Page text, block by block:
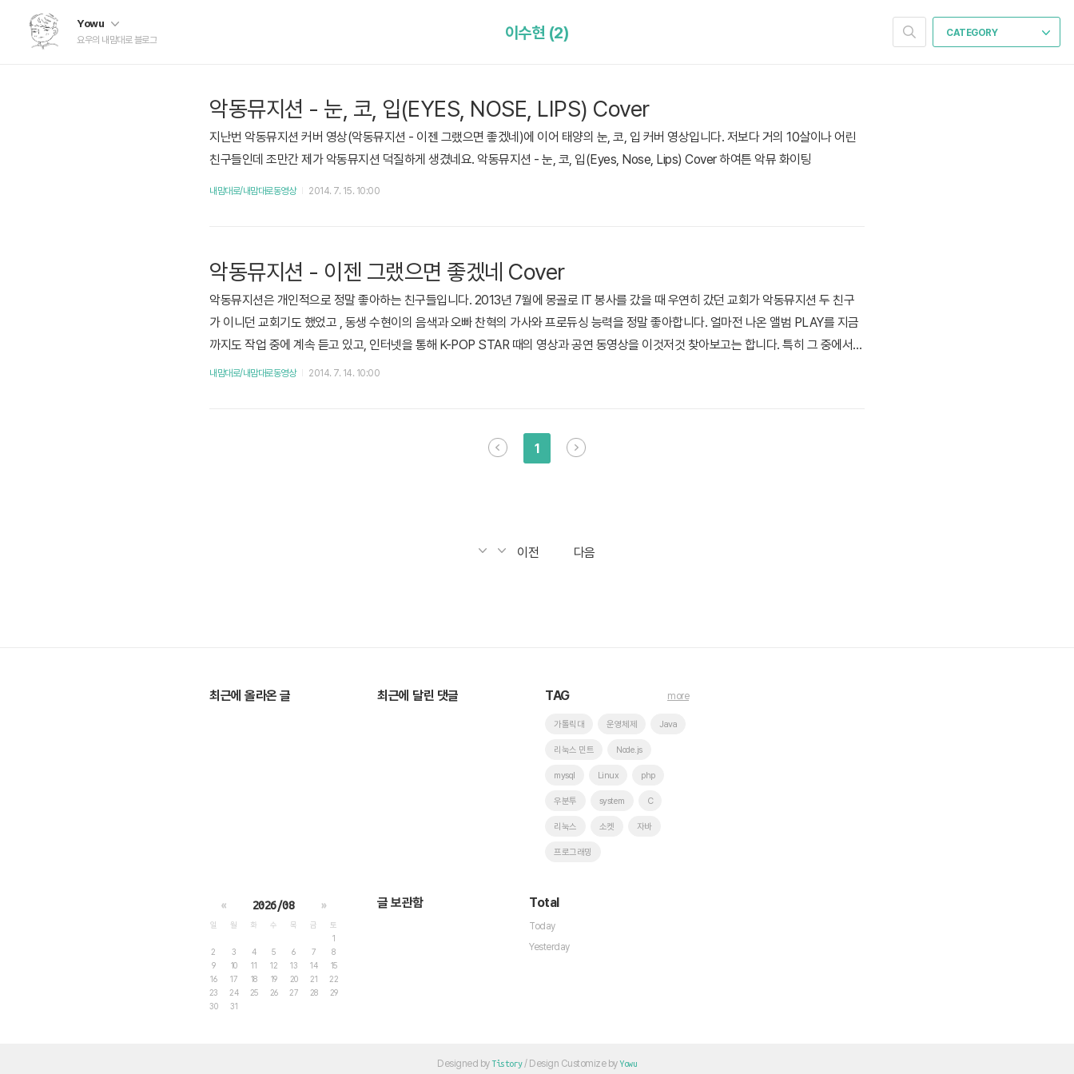
Yowu
요우의 내맘대로 블로그
CATEGORY
이수현 (2)
악동뮤지션 - 눈, 코, 입(EYES, NOSE, LIPS) Cover
지난번 악동뮤지션 커버 영상(악동뮤지션 - 이젠 그랬으면 좋겠네)에 이어 태양의 눈, 코, 입 커버 영상입니다. 저보다 거의 10살이나 어린
친구들인데 조만간 제가 악동뮤지션 덕질하게 생겼네요. 악동뮤지션 - 눈, 코, 입(Eyes, Nose, Lips) Cover 하여튼 악뮤 화이팅
내맘대로/내맘대로동영상 2014. 7. 15. 10:00
악동뮤지션 - 이젠 그랬으면 좋겠네 Cover
악동뮤지션은 개인적으로 정말 좋아하는 친구들입니다. 2013년 7월에 몽골로 IT 봉사를 갔을 때 우연히 갔던 교회가 악동뮤지션 두 친구
가 이니던 교회기도 했었고 , 동생 수현이의 음색과 오빠 찬혁의 가사와 프로듀싱 능력을 정말 좋아합니다. 얼마전 나온 앨범 PLAY를 지금
까지도 작업 중에 계속 듣고 있고, 인터넷을 통해 K-POP STAR 때의 영상과 공연 동영상을 이것저것 찾아보고는 합니다. 특히 그 중에서
한 번 밖에 안들었지만 듣는 순간 꽂혀 버린 악동뮤지션의 한 커버영상 입니다. 악동뮤지션 - 이젠 그랬으면 좋겠네 2014년 7월 7일 방영했
내맘대로/내맘대로동영상 2014. 7. 14. 10:00
1
이전 다음
최근에 올라온 글 최근에 달린 댓글 TAG
가톨릭대 운영체제 Java
리눅스 민트 Node.js
mysql Linux php
우분투 system C
리눅스 소켓 자바
프로그래밍
more
« 2026/08 »
일 월 화 수 목 금
토
1
2
3 4 5 6 7
8
9
10 11 12 13 14
15
16
17 18 19 20 21
22
23
24 25 26 27 28
29
30
31
글 보관함 Total
Today
Yesterday
Designed by Tistory/ Design Customize byYowu